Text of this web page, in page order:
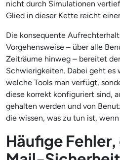
nicht durch Simulationen
Glied in dieser Kette reicht
Die konsequente
Vorgehensweise – über alle
Zeiträume hinweg – bereitet
Schwierigkeiten. Dabei geht es
welche Tools man verfügt,
diese korrekt konfiguriert sind,
gehalten werden und von
die wissen, was zu tun ist,
Häufige